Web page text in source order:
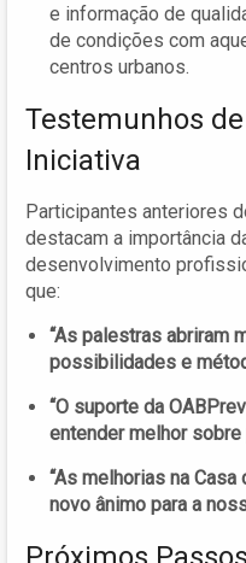
e informação de
de condições com
centros urbanos.
Testemunhos
Iniciativa
Participantes anteriores
destacam a importância
desenvolvimento
que:
“As palestras abriram
possibilidades e
“O suporte da
entender melhor sobre
“As melhorias na
novo ânimo para a